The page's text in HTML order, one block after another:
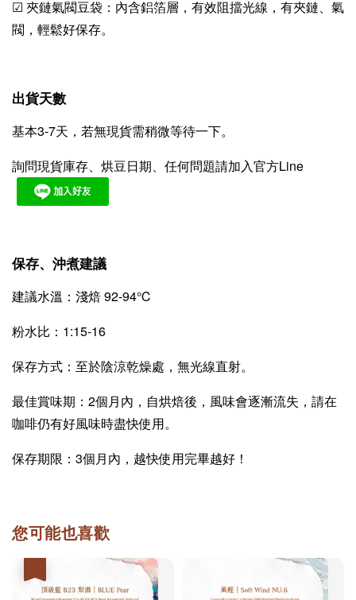
☑ 夾鏈氣閥豆袋：內含鋁箔層，有效阻擋光線，有夾鏈、氣
閥，輕鬆好保存。
出貨天數
基本3-7天，若無現貨需稍微等待一下。
詢問現貨庫存、烘豆日期、任何問題請加入官方Line
保存、沖煮建議
建議水溫：淺焙 92-94℃
粉水比：1:15-16
保存方式：至於陰涼乾燥處，無光線直射。
最佳賞味期：2個月內，自烘焙後，風味會逐漸流失，請在
咖啡仍有好風味時盡快使用。
保存期限：3個月內，越快使用完畢越好！
您可能也喜歡